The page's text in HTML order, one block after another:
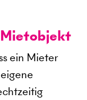
ein Mieter